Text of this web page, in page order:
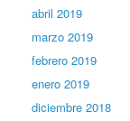
abril 2019
marzo 2019
febrero 2019
enero 2019
diciembre 2018